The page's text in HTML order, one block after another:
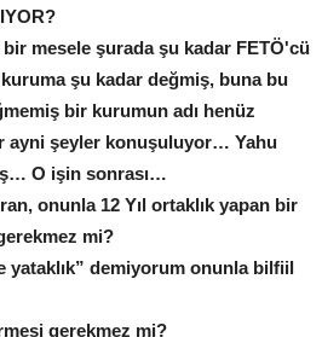
mesele şurada şu kadar FETÖ'cü
şu kadar değmiş, buna bu
bir kurumun adı henüz
ayni şeyler konuşuluyor… Yahu
O işin sonrası…
onunla 12 Yıl ortaklık yapan bir
mi?
yataklık” demiyorum onunla bilfiil
gerekmez mi?